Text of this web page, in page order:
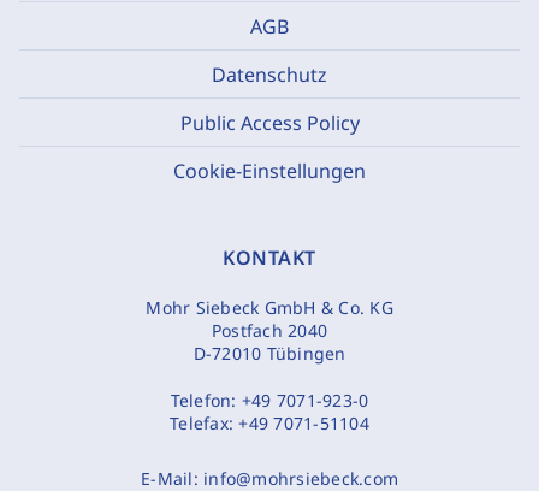
AGB
Datenschutz
Public Access Policy
Cookie-Einstellungen
KONTAKT
Mohr Siebeck GmbH & Co. KG
Postfach 2040
D-72010 Tübingen
Telefon: +49 7071-923-0
Telefax:+49 7071-51104
E-Mail: info@mohrsiebeck.com